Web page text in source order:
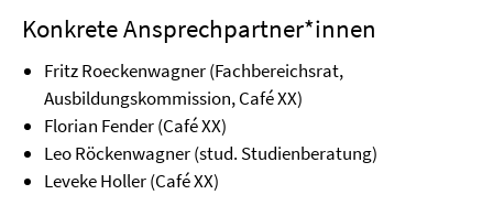
Konkrete Ansprechpartner*innen
Fritz Roeckenwagner (Fachbereichsrat,
Ausbildungskommission, Café XX)
Florian Fender (Café XX)
Leo Röckenwagner (stud. Studienberatung)
Leveke Holler (Café XX)